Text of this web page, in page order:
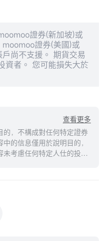
證券(新加坡)或
證券(美國)或
尚不支援。 期貨交易
資者。 您可能損失大於
查看更多
的，不構成對任何特定證券
的信息僅用於說明目的，
考慮任何特定人仕的投資
能性。moomoo對上述內